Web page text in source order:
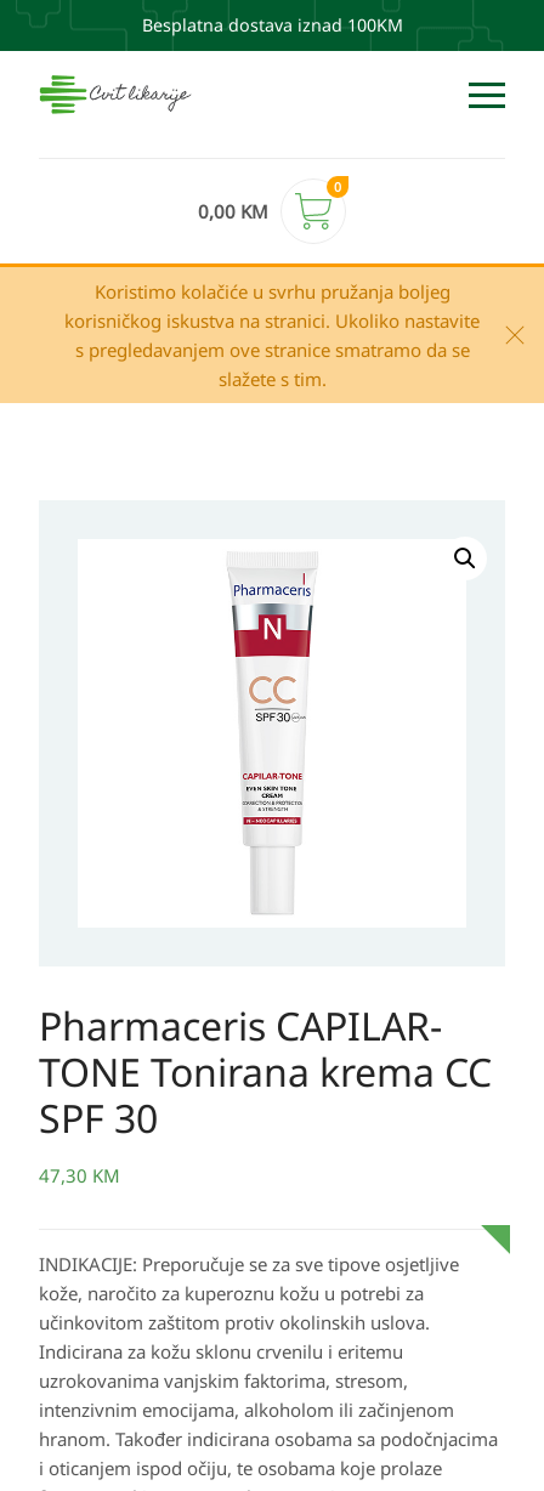
Besplatna dostava iznad 100KM
0,00 KM
0
Koristimo kolačiće u svrhu pružanja boljeg
korisničkog iskustva na stranici. Ukoliko nastavite
s pregledavanjem ove stranice smatramo da se
slažete s tim.
Pharmaceris CAPILAR-
TONE Tonirana krema CC
SPF 30
47,30 KM
INDIKACIJE: Preporučuje se za sve tipove osjetljive
kože, naročito za kuperoznu kožu u potrebi za
učinkovitom zaštitom protiv okolinskih uslova.
Indicirana za kožu sklonu crvenilu i eritemu
uzrokovanima vanjskim faktorima, stresom,
intenzivnim emocijama, alkoholom ili začinjenom
hranom. Također indicirana osobama sa podočnjacima
i oticanjem ispod očiju, te osobama koje prolaze